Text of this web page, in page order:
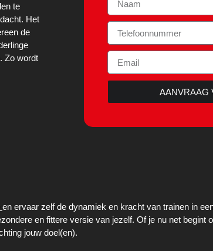
te
Het
de
Zo wordt
AANVRAAG
en ervaar zelf de dynamiek en kracht van trainen in
en fittere versie van jezelf. Of je nu net begint
jouw doel(en).